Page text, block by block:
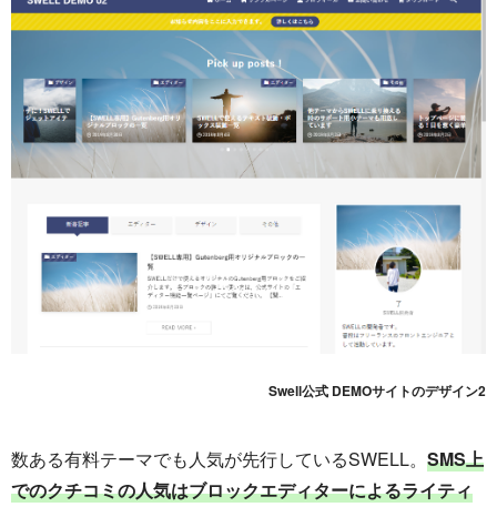
Swell公式 DEMOサイトのデザイン2
数ある有料テーマでも人気が先行しているSWELL。 SMS上
でのクチコミの人気はブロックエディターによるライティ